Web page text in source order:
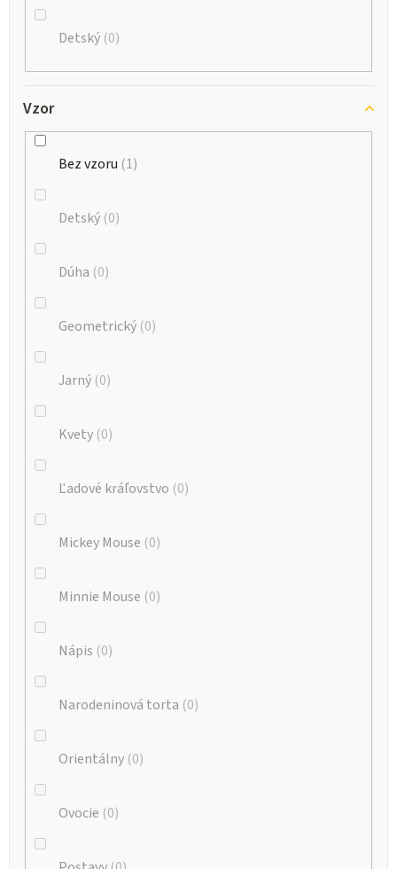
Detský 0
Vzor
Bez vzoru 1
Detský 0
Dúha 0
Geometrický 0
Jarný 0
Kvety 0
Ľadové kráľovstvo 0
Mickey Mouse 0
Minnie Mouse 0
Nápis 0
Narodeninová torta 0
Orientálny 0
Ovocie 0